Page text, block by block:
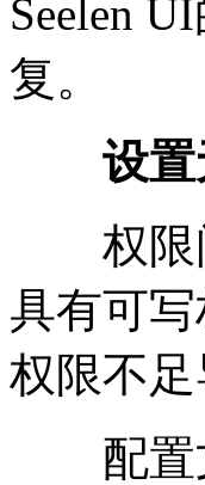
Seelen
复。
设置
权限问
具有可
权限不
配置文